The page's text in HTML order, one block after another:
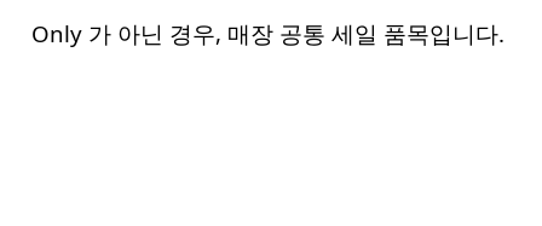
Only 가 아닌 경우, 매장 공통 세일 품목입니다.